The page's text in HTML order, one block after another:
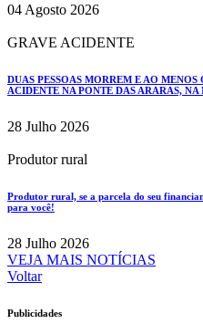
04 Agosto 2026
GRAVE ACIDENTE
DUAS PESSOAS MORREM E AO
ACIDENTE NA PONTE DAS ARARAS,
28 Julho 2026
Produtor rural
Produtor rural, se a parcela do seu
para você!
28 Julho 2026
VEJA MAIS NOTÍCIAS
Voltar
Publicidades